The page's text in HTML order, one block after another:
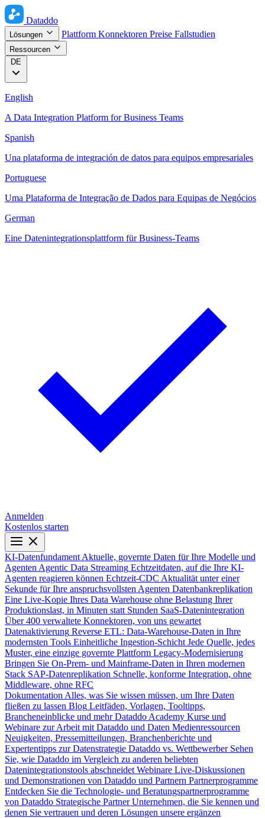
Dataddo
Lösungen Plattform Konnektoren Preise Fallstudien
Ressourcen
DE
English
A Data Integration Platform for Business Teams
Spanish
Una plataforma de integración de datos para equipos empresariales
Portuguese
Uma Plataforma de Integração de Dados para Equipas de Negócios
German
Eine Datenintegrationsplattform für Business-Teams
Anmelden
Kostenlos starten
KI-Datenfundament Aktuelle, governte Daten für Ihre Modelle und
Agenten Agentic Data Streaming Echtzeitdaten, auf die Ihre KI-
Agenten reagieren können Echtzeit-CDC Aktualität unter einer
Sekunde für Ihre anspruchsvollsten Agenten Datenbankreplikation
Eine Live-Kopie Ihres Data Warehouse ohne Belastung Ihrer
Produktionslast, in Minuten statt Stunden SaaS-Datenintegration
Über 400 verwaltete Konnektoren, von uns gewartet
Datenaktivierung Reverse ETL: Data-Warehouse-Daten in Ihre
modernsten Tools Einheitliche Ingestion-Schicht Jede Quelle, jedes
Muster, eine einzige governte Plattform Legacy-Modernisierung
Bringen Sie On-Prem- und Mainframe-Daten in Ihren modernen
Stack SAP-Datenreplikation Schnelle, konforme Integration, ohne
Middleware, ohne RFC
Dokumentation Alles, was Sie wissen müssen, um Ihre Daten
fließen zu lassen Blog Leitfäden, Vorlagen, Tooltipps,
Brancheneinblicke und mehr Dataddo Academy Kurse und
Webinare zur Arbeit mit Dataddo und Daten Medienressourcen
Neuigkeiten, Pressemitteilungen, Branchenberichte und
Expertentipps zur Datenstrategie Dataddo vs. Wettbewerber Sehen
Sie, wie Dataddo im Vergleich zu anderen beliebten
Datenintegrationstools abschneidet Webinare Live-Diskussionen
und Demonstrationen von Dataddo und Partnern Partnerprogramme
Entdecken Sie die Technologie- und Beratungspartnerprogramme
von Dataddo Strategische Partner Unternehmen, die Sie kennen und
denen Sie vertrauen und deren Lösungen unsere ergänzen